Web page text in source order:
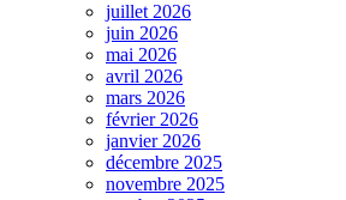
juillet 2026
juin 2026
mai 2026
avril 2026
mars 2026
février 2026
janvier 2026
décembre 2025
novembre 2025